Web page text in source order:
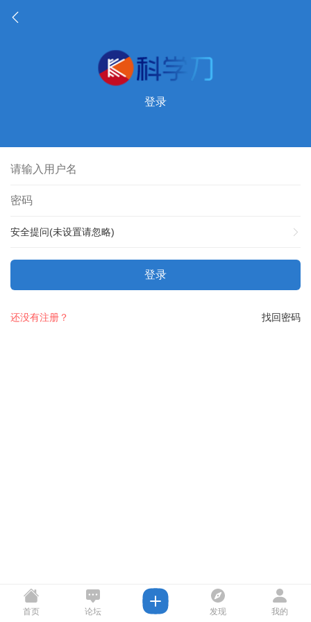
登录
安全提问(未设置请忽略)
登录
找回密码
还没有注册？
首页 论坛 发现 我的